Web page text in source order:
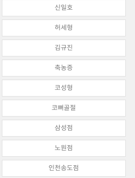
신일호
허세형
김규진
축농증
코성형
코뼈골절
삼성점
노원점
인천송도점